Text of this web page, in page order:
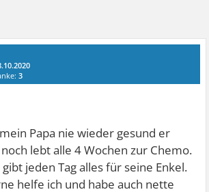
3
Papa nie wieder gesund er
lebt alle 4 Wochen zur Chemo.
jeden Tag alles für seine Enkel.
helfe ich und habe auch nette